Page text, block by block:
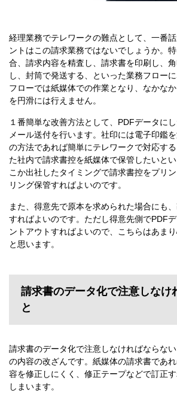
経理業務でテレワークの難点として、一番
ントはこの請求業務ではないでしょうか。
合、請求内容を精査し、請求書を印刷し、
し、封筒で発送する、といった業務フロー
フローでは紙媒体での作業となり、なかな
を円滑には行えません。
１番簡単な改善方法として、PDFデータに
メール送付を行います。社印には電子印鑑
の方法であれば簡単にテレワークで対応す
た社内で請求書控を紙媒体で保管したいと
こか出社したタイミングで請求書控をプリ
リング保管すればよいのです。
また、得意先で原本を求められた場合にも
すればよいのです。ただし得意先側でPDF
ントアウトすればよいので、こちらはあま
と思います。
請求書のデータ化で注意しなけ
と
請求書のデータ化で注意しなければならな
の内容の改ざんです。紙媒体の請求書であ
容を修正しにくく、修正テープなどで訂正
しまいます。